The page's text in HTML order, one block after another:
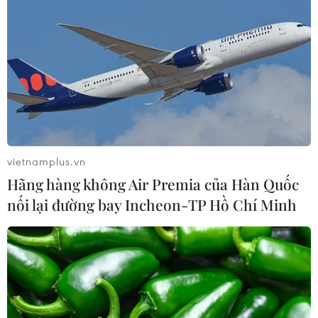
Việt Nam tiếp tục là thị trường trọng
điểm của doanh nghiệp thực phẩm
Ba Lan
06/08/2026 14:03
Lâm Đồng vào cao điểm vụ cá Nam,
06/08/2026 09:06
Giá dầu tăng khi nhà đầu tư thận
trọng trước tình hình Trung Đông
06/08/2026 09:03
vietnamplus.vn
Hãng hàng không Air Premia của Hàn Quốc
nối lại đường bay Incheon-TP Hồ Chí Minh